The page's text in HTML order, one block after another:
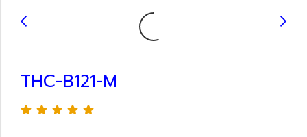
THC-B121-M